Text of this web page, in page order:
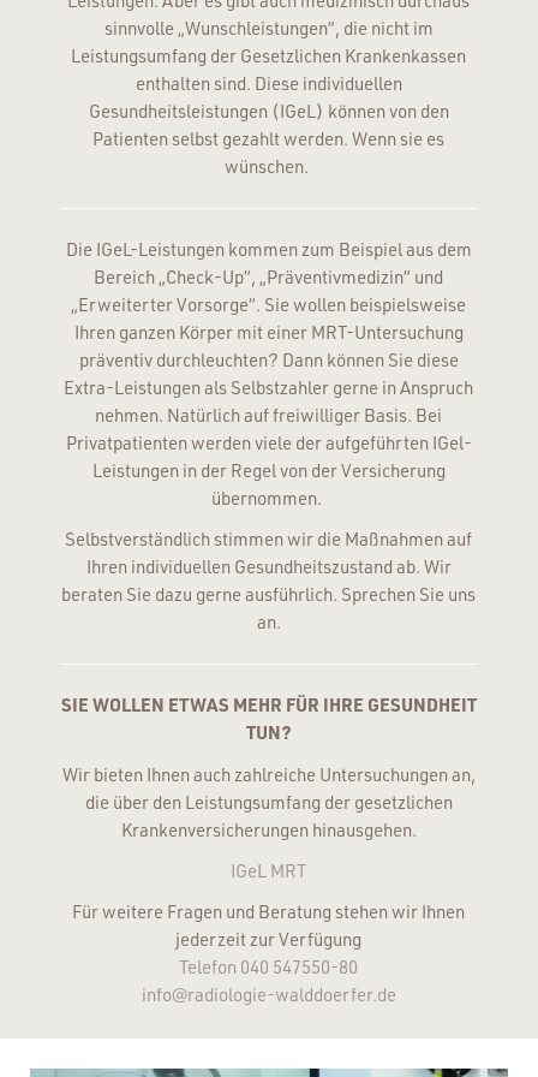
sinnvolle „Wunschleistungen“, die nicht im
Leistungsumfang der Gesetzlichen Krankenkassen
enthalten sind. Diese individuellen
Gesundheitsleistungen (IGeL) können von den
Patienten selbst gezahlt werden. Wenn sie es
wünschen.
Die IGeL-Leistungen kommen zum Beispiel aus dem
Bereich „Check-Up“, „Präventivmedizin“ und
„Erweiterter Vorsorge“. Sie wollen beispielsweise
Ihren ganzen Körper mit einer MRT-Untersuchung
präventiv durchleuchten? Dann können Sie diese
Extra-Leistungen als Selbstzahler gerne in Anspruch
nehmen. Natürlich auf freiwilliger Basis. Bei
Privatpatienten werden viele der aufgeführten IGel-
Leistungen in der Regel von der Versicherung
übernommen.
Selbstverständlich stimmen wir die Maßnahmen auf
Ihren individuellen Gesundheitszustand ab. Wir
beraten Sie dazu gerne ausführlich. Sprechen Sie uns
an.
SIE WOLLEN ETWAS MEHR FÜR IHRE GESUNDHEIT
TUN?
Wir bieten Ihnen auch zahlreiche Untersuchungen an,
die über den Leistungsumfang der gesetzlichen
Krankenversicherungen hinausgehen.
IGeL MRT
Für weitere Fragen und Beratung stehen wir Ihnen
jederzeit zur Verfügung
Telefon 040 547550-80
info@radiologie-walddoerfer.de